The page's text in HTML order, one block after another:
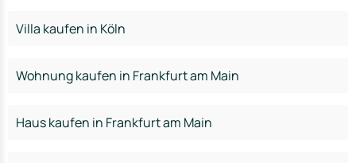
Villa kaufen in Köln
Wohnung kaufen in Frankfurt am Main
Haus kaufen in Frankfurt am Main